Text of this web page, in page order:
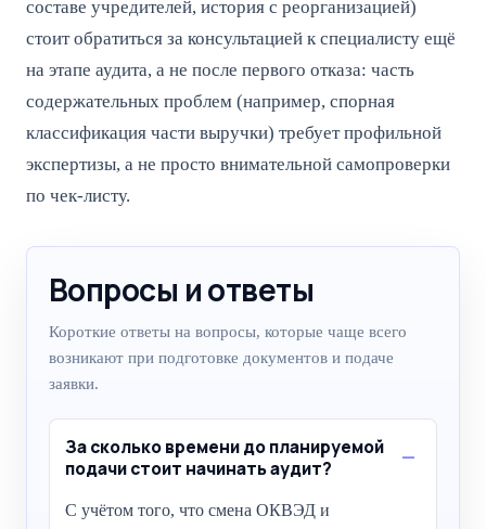
составе учредителей, история с реорганизацией)
стоит обратиться за консультацией к специалисту ещё
на этапе аудита, а не после первого отказа: часть
содержательных проблем (например, спорная
классификация части выручки) требует профильной
экспертизы, а не просто внимательной самопроверки
по чек-листу.
Вопросы и ответы
Короткие ответы на вопросы, которые чаще всего
возникают при подготовке документов и подаче
заявки.
За сколько времени до планируемой
подачи стоит начинать аудит?
С учётом того, что смена ОКВЭД и